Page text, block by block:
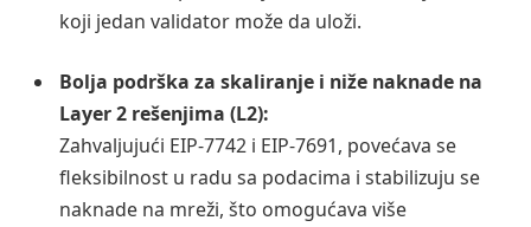
koji jedan validator može da uloži.
Bolja podrška za skaliranje i niže naknade na
Layer 2 rešenjima (L2):
Zahvaljujući EIP-7742 i EIP-7691, povećava se
fleksibilnost u radu sa podacima i stabilizuju se
naknade na mreži, što omogućava više